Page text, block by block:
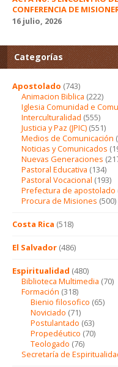
CONFERENCIA DE
16 julio, 2026
Categorías
Apostolado (743)
Animacion Biblica (222)
Iglesia Comunidad e
Interculturalidad (555)
Justicia y Paz (JPIC) (551)
Medios de Comunicación
Noticias y Comunicados
Nuevas Generaciones
Pastoral Educativa (134)
Pastoral Vocacional (193)
Prefectura de apostolado
Procura de Misiones (500)
Costa Rica (518)
El Salvador (486)
Espiritualidad (480)
Biblioteca Multimedia (70)
Formación (318)
Bienio filosofico (65)
Noviciado (71)
Postulantado (63)
Propedéutico (70)
Teologado (76)
Secretaría de